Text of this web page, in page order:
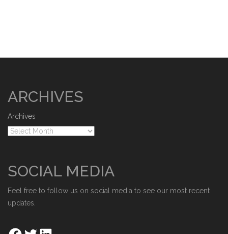
ARCHIVES
Archives
SOCIAL MEDIA
Feel free to follow us on social media to see our most recent
updates.